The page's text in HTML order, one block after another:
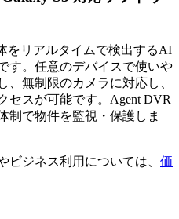
をリアルタイムで検出するAI
す。任意のデバイスで使いや
、無制限のカメラに対応し、
セスが可能です。Agent DVR
制で物件を監視・保護しま
ビジネス利用については、 価